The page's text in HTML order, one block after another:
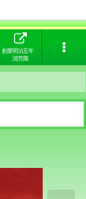
創業明治五年
清芳園